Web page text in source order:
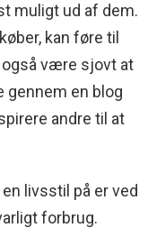
muligt ud af dem.
kan føre til
være sjovt at
gennem en blog
andre til at
livsstil på er ved
forbrug.